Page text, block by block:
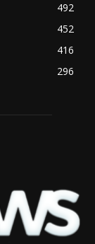
492
452
416
296